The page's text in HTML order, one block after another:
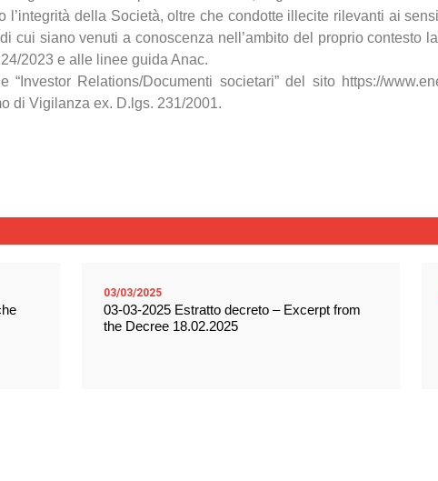
l’integrità della Società, oltre che condotte illecite rilevanti ai
cui siano venuti a conoscenza nell’ambito del proprio contesto
2023 e alle linee guida Anac.
Relations/Documenti societari” del sito https://
di Vigilanza ex. D.lgs. 231/2001.
03/03/2025
03-03-2025 Estratto decreto – Excerpt from
the Decree 18.02.2025